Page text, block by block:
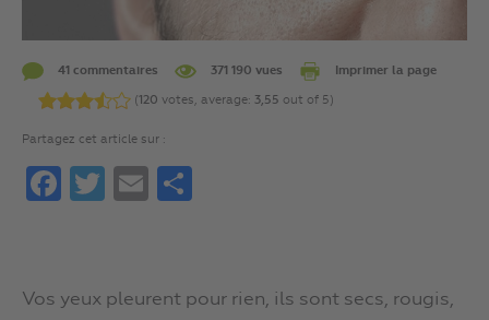
41 commentaires 371 190 vues Imprimer la page
(120 votes, average: 3,55 out of 5)
Partagez cet article sur :
FacebookTwitterEmail
Vos yeux pleurent pour rien, ils sont secs, rougis,